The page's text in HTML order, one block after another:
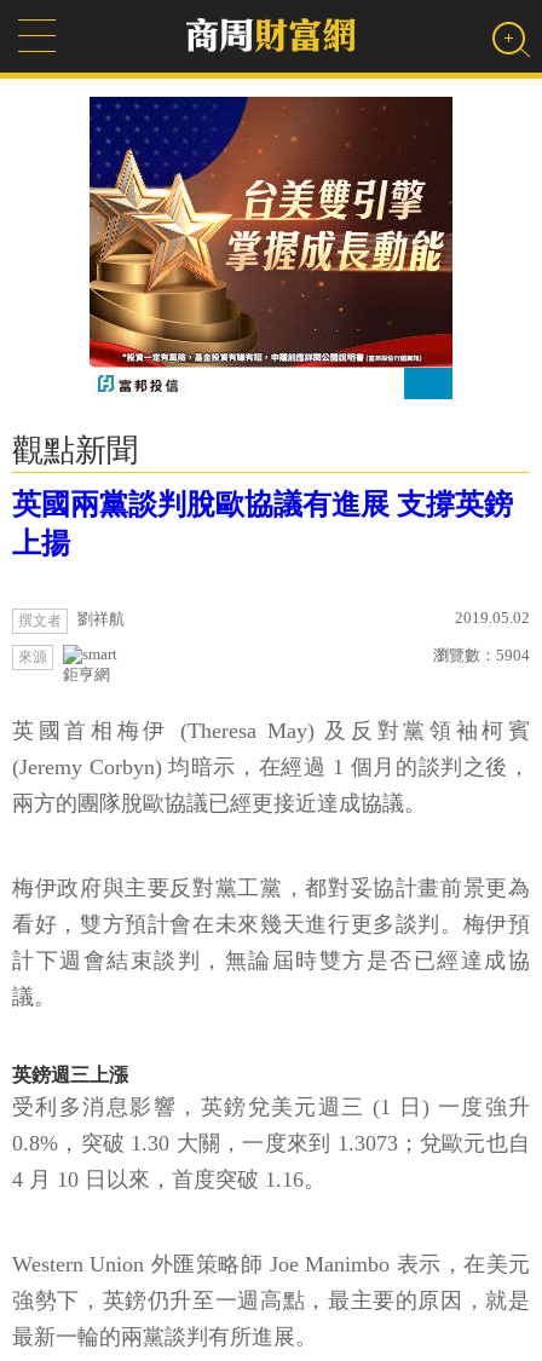
觀點新聞
英國兩黨談判脫歐協議有進展 支撐英鎊
上揚
撰文者 劉祥航 2019.05.02
來源
鉅亨網
瀏覽數： 5904
英國首相梅伊 (Theresa May) 及反對黨領袖柯賓
(Jeremy Corbyn) 均暗示，在經過 1 個月的談判之後，
兩方的團隊脫歐協議已經更接近達成協議。
梅伊政府與主要反對黨工黨，都對妥協計畫前景更為
看好，雙方預計會在未來幾天進行更多談判。梅伊預
計下週會結束談判，無論屆時雙方是否已經達成協
議。
英鎊週三上漲
受利多消息影響，英鎊兌美元週三 (1 日) 一度強升
0.8%，突破 1.30 大關，一度來到 1.3073；兌歐元也自
4 月 10 日以來，首度突破 1.16。
Western Union 外匯策略師 Joe Manimbo 表示，在美元
強勢下，英鎊仍升至一週高點，最主要的原因，就是
最新一輪的兩黨談判有所進展。